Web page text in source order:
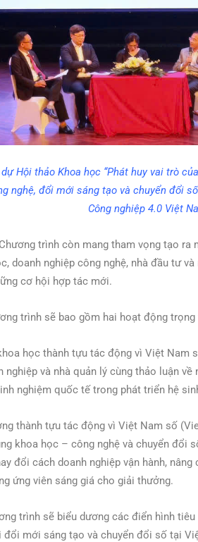
Hội thảo Khoa học “Phát huy vai trò
nghệ, đổi mới sáng tạo và chuyển đổi
Công nghiệp 4.0 Việt
trình còn mang tham vọng tạo
doanh nghiệp công nghệ, nhà đầu tư
cơ hội hợp tác mới.
trình sẽ bao gồm hai hoạt động trọng
học thành tựu tác động vì Việt Nam
nghiệp và nhà quản lý cùng thảo luận
nghiệm quốc tế trong phát triển hệ
thành tựu tác động vì Việt Nam số
khoa học – công nghệ và chuyển
đổi cách doanh nghiệp vận hành,
ứng viên sáng giá cho giải thưởng.
trình sẽ biểu dương các điển hình
đổi mới sáng tạo và chuyển đổi số tại